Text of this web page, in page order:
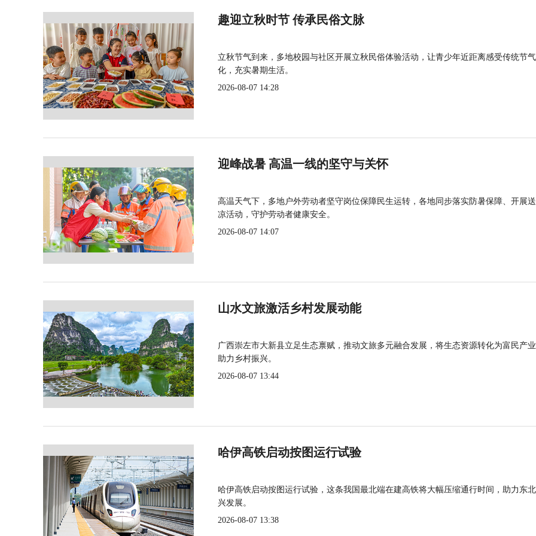
趣迎立秋时节 传承民俗文脉
立秋节气到来，多地校园与社区开展立秋民俗体验活动，让青少年近距离感受传统节
化，充实暑期生活。
2026-08-07 14:28
迎峰战暑 高温一线的坚守与关怀
高温天气下，多地户外劳动者坚守岗位保障民生运转，各地同步落实防暑保障、开展
凉活动，守护劳动者健康安全。
2026-08-07 14:07
山水文旅激活乡村发展动能
广西崇左市大新县立足生态禀赋，推动文旅多元融合发展，将生态资源转化为富民产
助力乡村振兴。
2026-08-07 13:44
哈伊高铁启动按图运行试验
哈伊高铁启动按图运行试验，这条我国最北端在建高铁将大幅压缩通行时间，助力东
兴发展。
2026-08-07 13:38